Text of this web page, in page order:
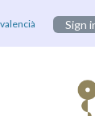
valencià Sign